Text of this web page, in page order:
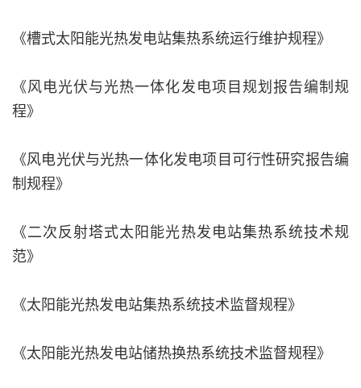
《槽式太阳能光热发电站集热系统运行维护规程》
《风电光伏与光热一体化发电项目规划报告编制规
程》
《风电光伏与光热一体化发电项目可行性研究报告编
制规程》
《二次反射塔式太阳能光热发电站集热系统技术规
范》
《太阳能光热发电站集热系统技术监督规程》
《太阳能光热发电站储热换热系统技术监督规程》